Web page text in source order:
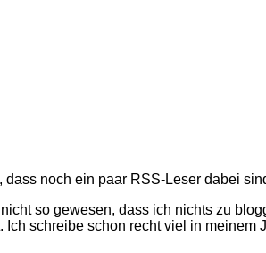
noch ein paar RSS-Leser dabei
so gewesen, dass ich nichts zu
schreibe schon recht viel in